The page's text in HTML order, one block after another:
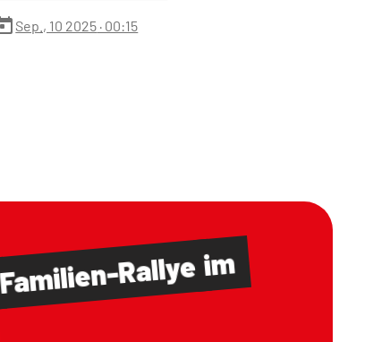
Sep., 10 2025 · 00:15
Rallyeim